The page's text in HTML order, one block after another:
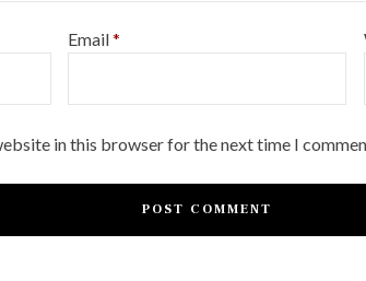
Email*
in this browser for the next time I